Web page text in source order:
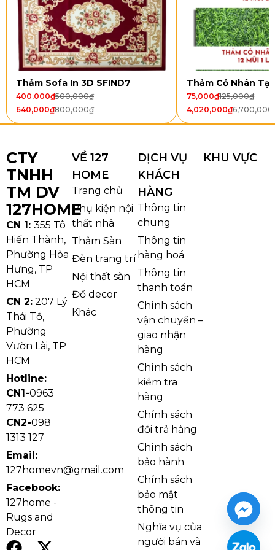
cấp.
Các doanh nghiệp ứng dụng sản phẩm như một giải
phápthảm văn phòng,thảm sàn văn phòng,thảm
trải sàn văn phòng,thảm lót sàn văn phòngđể tối
ưu hóa không gian làm việc, đồng thời nâng cao tính
thẩm mỹ chuyên nghiệp.
Tổng Hợp Thảm Tấm Văn Phòng TTHD3V
THÔNG SỐ SẢN PHẨM
Thảm Tấm Văn Phòng TTHD3V:
• Mã sản phẩm: TTHD3V
• Kích thước tiêu chuẩn: 50cm x 50cm
• Độ dày sản phẩm: ~5mm
• Chất liệu: Sợi PP / Nylon cao cấp
• Đế thảm: Đế PVC / Đế Cao Su Cao Cấp
• Màu sắc: Xám – Ghi – Đen – … (nhiều tùy chọn)
• Quy cách: Thảm dạng tấm
Thảm Sofa In 3D SFIND7
500,000₫
400,000₫
800,000₫
640,000₫
Thảm Cỏ Nhân
125,000₫
75,000₫
6,700,000
4,020,000₫
CTY
TNHH
TM DV
127HOME
CN 1: 355 Tô
Hiến Thành,
Phường Hòa
Hưng, TP
HCM
CN 2: 207 Lý
Thái Tổ,
Phường
Vườn Lài, TP
HCM
Hotline:
CN1-0963
773 625
CN2-098
1313 127
Email:
127homevn@gmail.com
Facebook:
127home -
Rugs and
Decor
VỀ 127
HOME
Trang chủ
Phụ kiện nội
thất nhà
Thảm Sàn
Đèn trang trí
Nội thất sàn
Đồ decor
Khác
DỊCH VỤ
KHÁCH
HÀNG
Thông tin
chung
Thông tin
hàng hoá
Thông tin
thanh toán
Chính sách
vận chuyển –
giao nhận
hàng
Chính sách
kiểm tra
hàng
Chính sách
đổi trả hàng
Chính sách
bảo hành
Chính sách
bảo mật
thông tin
Nghĩa vụ của
người bán và
KHU VỰC